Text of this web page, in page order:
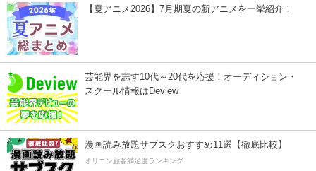
【夏アニメ2026】7月期夏の新アニメを一挙紹介！
芸能界を志す10代～20代を応援！オーディション・
スクール情報はDeview
漫画読み放題サブスクおすすめ11選【徹底比較】
オリコン顧客満足度ランキング